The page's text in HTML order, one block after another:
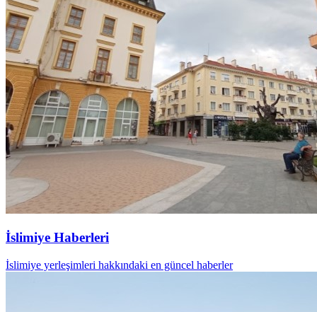
İslimiye Haberleri
İslimiye yerleşimleri hakkındaki en güncel haberler